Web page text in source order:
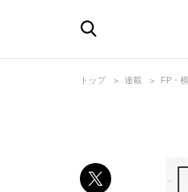
トップ 連載 FP・